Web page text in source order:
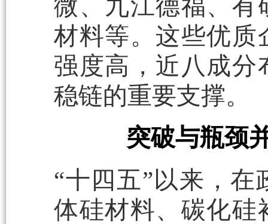
微、九江德福、有
材料等。这些优质
强度高，近八成分
稳链的重要支撑。
突破与瓶颈
“十四五”以来，
体硅材料、碳化硅